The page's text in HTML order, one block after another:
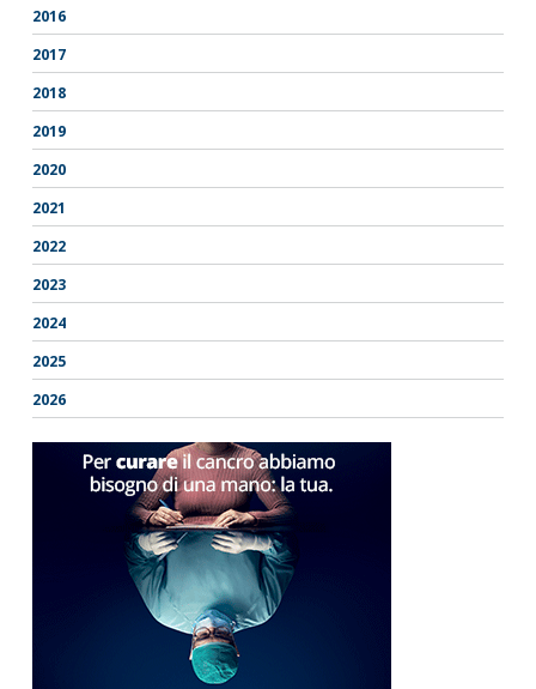
2016
2017
2018
2019
2020
2021
2022
2023
2024
2025
2026